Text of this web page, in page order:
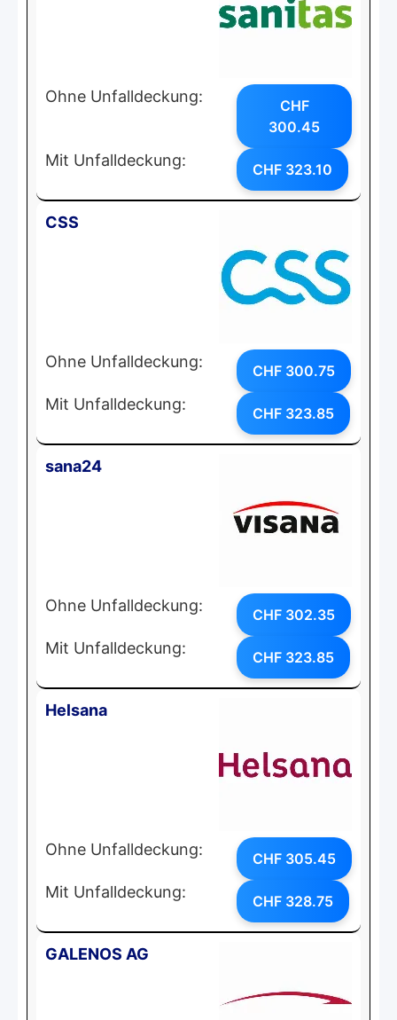
Ohne Unfalldeckung:
CHF
300.45
Mit Unfalldeckung: CHF 323.10
CSS
Ohne Unfalldeckung: CHF 300.75
Mit Unfalldeckung: CHF 323.85
sana24
Ohne Unfalldeckung: CHF 302.35
Mit Unfalldeckung: CHF 323.85
Helsana
Ohne Unfalldeckung: CHF 305.45
Mit Unfalldeckung: CHF 328.75
GALENOS AG